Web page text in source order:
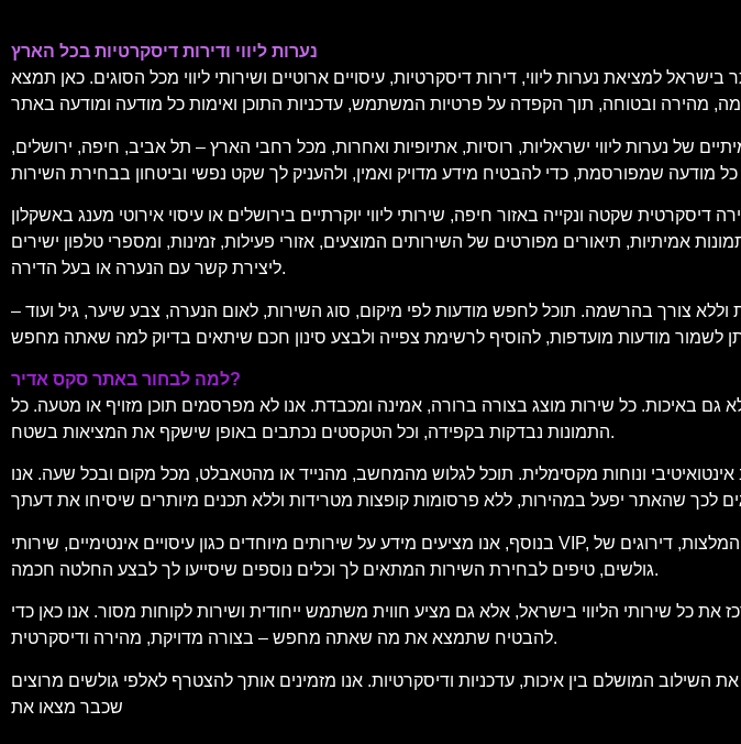
נערות ליווי ודירות דיסקרטיות בכל הארץ
למציאת נערות ליווי, דירות דיסקרטיות, עיסויים ארוטיים ושירותי ליווי מכל הסוגים. כאן תמצא
של נערות ליווי ישראליות, רוסיות, אתיופיות ואחרות, מכל רחבי הארץ – תל אביב, חיפה, ירושלים,
שקטה ונקייה באזור חיפה, שירותי ליווי יוקרתיים בירושלים או עיסוי אירוטי מענג באשקלון
אמיתיות, תיאורים מפורטים של השירותים המוצעים, אזורי פעילות, זמינות, ומספרי טלפון ישירים
ליצירת קשר עם הנערה או בעל הדירה.
צורך בהרשמה. תוכל לחפש מודעות לפי מיקום, סוג השירות, לאום הנערה, צבע שיער, גיל ועוד –
למה לבחור באתר סקס אדיר?
באיכות. כל שירות מוצג בצורה ברורה, אמינה ומכבדת. אנו לא מפרסמים תוכן מזויף או מטעה. כל
התמונות נבדקות בקפידה, וכל הטקסטים נכתבים באופן שישקף את המציאות בשטח.
ונוחות מקסימלית. תוכל לגלוש מהמחשב, מהנייד או מהטאבלט, מכל מקום ובכל שעה. אנו
בנוסף, אנו מציעים מידע על שירותים מיוחדים כגון עיסויים אינטימיים, שירותי VIP, ליווי לאירועים, דירות להשכרה לפי שעה, ועוד. תוכל למצוא גם המלצות, דירוגים של
גולשים, טיפים לבחירת השירות המתאים לך וכלים נוספים שיסייעו לך לבצע החלטה חכמה.
את כל שירותי הליווי בישראל, אלא גם מציע חווית משתמש ייחודית ושירות לקוחות מסור. אנו כאן כדי
להבטיח שתמצא את מה שאתה מחפש – בצורה מדויקת, מהירה ודיסקרטית.
המושלם בין איכות, עדכניות ודיסקרטיות. אנו מזמינים אותך להצטרף לאלפי גולשים מרוצים
שכבר מצאו את